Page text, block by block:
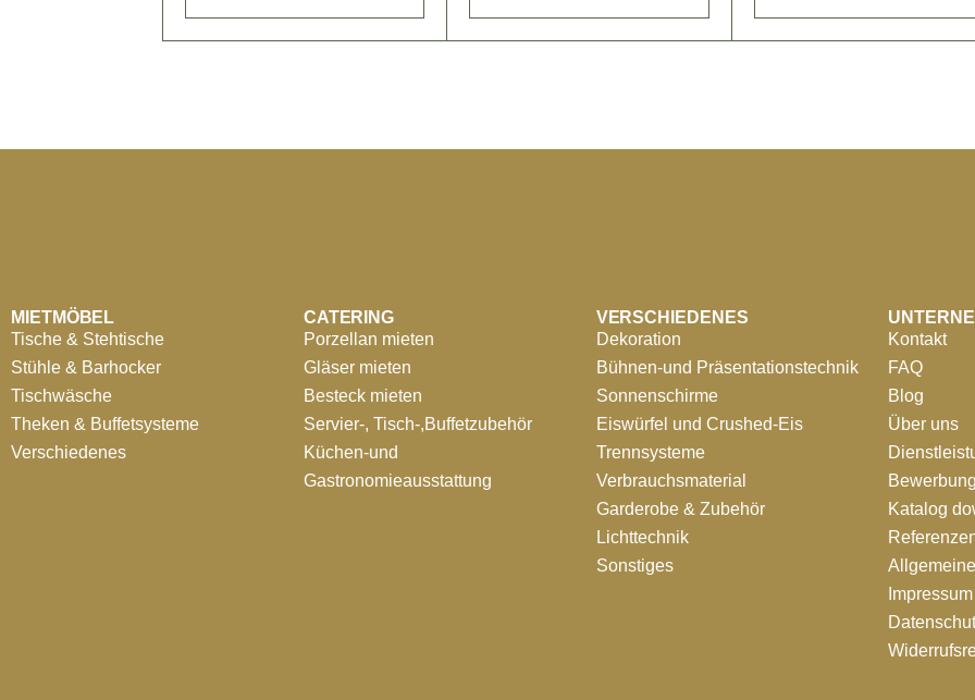
MIETMÖBEL
Tische & Stehtische
Stühle & Barhocker
Tischwäsche
Theken & Buffetsysteme
Verschiedenes
CATERING
Porzellan mieten
Gläser mieten
Besteck mieten
Servier-, Tisch-,Buffetzubehör
Küchen-und
Gastronomieausstattung
VERSCHIEDENES
Dekoration
Bühnen-und Präsentationstechnik
Sonnenschirme
Eiswürfel und Crushed-Eis
Trennsysteme
Verbrauchsmaterial
Garderobe & Zubehör
Lichttechnik
Sonstiges
Kontakt
FAQ
Blog
Über uns
Katalog
Impressum